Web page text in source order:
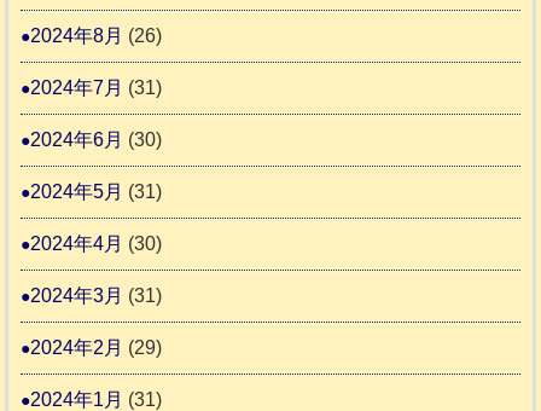
2024年8月 (26)
2024年7月 (31)
2024年6月 (30)
2024年5月 (31)
2024年4月 (30)
2024年3月 (31)
2024年2月 (29)
2024年1月 (31)